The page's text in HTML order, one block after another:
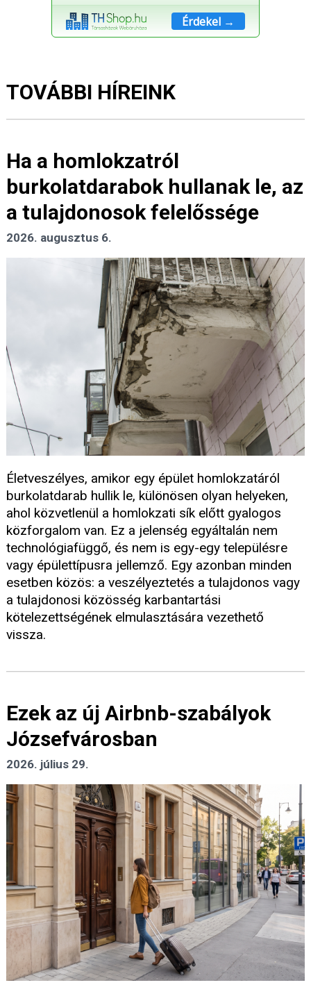
Érdekel →
TOVÁBBI HÍREINK
Ha a homlokzatról
burkolatdarabok hullanak le, az
a tulajdonosok felelőssége
2026. augusztus 6.
Életveszélyes, amikor egy épület homlokzatáról
burkolatdarab hullik le, különösen olyan helyeken,
ahol közvetlenül a homlokzati sík előtt gyalogos
közforgalom van. Ez a jelenség egyáltalán nem
technológiafüggő, és nem is egy-egy településre
vagy épülettípusra jellemző. Egy azonban minden
esetben közös: a veszélyeztetés a tulajdonos vagy
a tulajdonosi közösség karbantartási
kötelezettségének elmulasztására vezethető
vissza.
Ezek az új Airbnb-szabályok
Józsefvárosban
2026. július 29.